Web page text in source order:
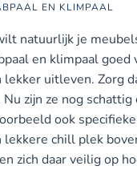
EN KLIMPAAL
natuurlijk je
en klimpaal goed
lekker uitleven. Zorg
Nu zijn ze nog
ook
lekkere chill plek
zich daar veilig op